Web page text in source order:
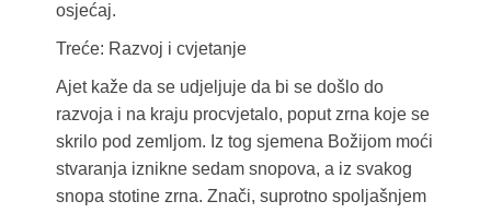
osjećaj.
Treće: Razvoj i cvjetanje
Ajet kaže da se udjeljuje da bi se došlo do
razvoja i na kraju procvjetalo, poput zrna koje se
skrilo pod zemljom. Iz tog sjemena Božijom moći
stvaranja iznikne sedam snopova, a iz svakog
snopa stotine zrna. Znači, suprotno spoljašnjem